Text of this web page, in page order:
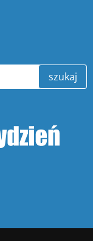
szukaj